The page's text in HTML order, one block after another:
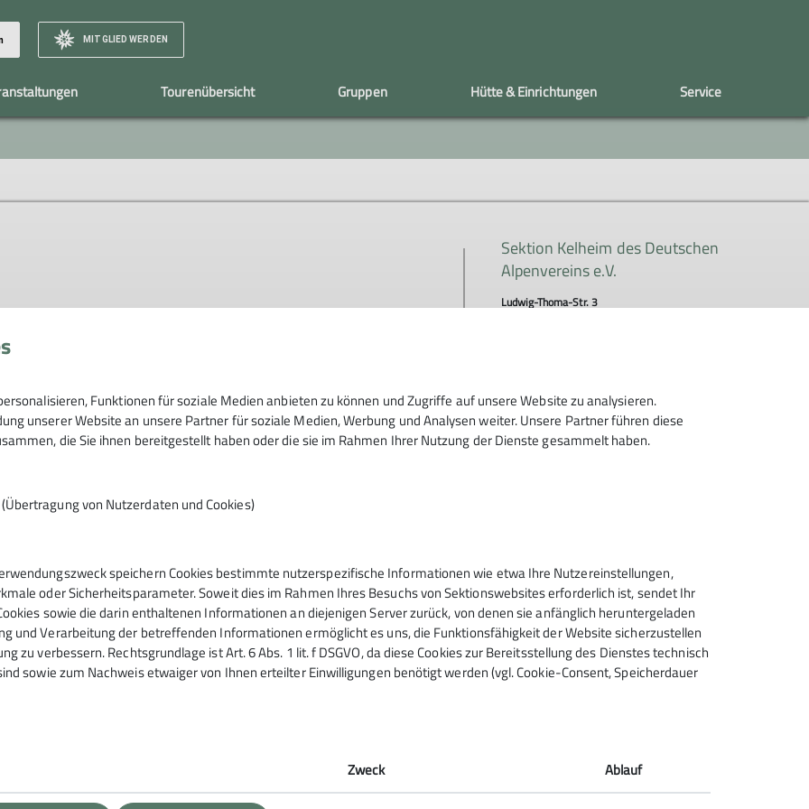
MITGLIED WERDEN
Vorstandschaft Satzung
Tourenübersicht
Tourenkalender
Gruppen
Familiengruppe Sportklettergruppe Senioren
Hütte & Einrichtungen
Einrichtungen
Service
Mitgliedschaft
Sektion Kelheim des Deutschen
Alpenvereins e.V.
Ludwig-Thoma-Str. 3
Kontakt
Funktionen für soziale Medien anbieten zu können und Zugriffe auf unsere Website zu analysieren.
unserer Website an unsere Partner für soziale Medien, Werbung und Analysen weiter. Unsere Partner führen diese
die Sie ihnen bereitgestellt haben oder die sie im Rahmen Ihrer Nutzung der Dienste gesammelt haben.
von Nutzerdaten und Cookies)
speichern Cookies bestimmte nutzerspezifische Informationen wie etwa Ihre Nutzereinstellungen,
oder Sicherheitsparameter. Soweit dies im Rahmen Ihres Besuchs von Sektionswebsites erforderlich ist, sendet Ihr
sowie die darin enthaltenen Informationen an diejenigen Server zurück, von denen sie anfänglich heruntergeladen
und Verarbeitung der betreffenden Informationen ermöglicht es uns, die Funktionsfähigkeit der Website sicherzustellen
zu verbessern. Rechtsgrundlage ist Art. 6 Abs. 1 lit. f DSGVO, da diese Cookies zur Bereitsstellung des Dienstes technisch
sowie zum Nachweis etwaiger von Ihnen erteilter Einwilligungen benötigt werden (vgl. Cookie-Consent, Speicherdauer
Zweck Ablauf